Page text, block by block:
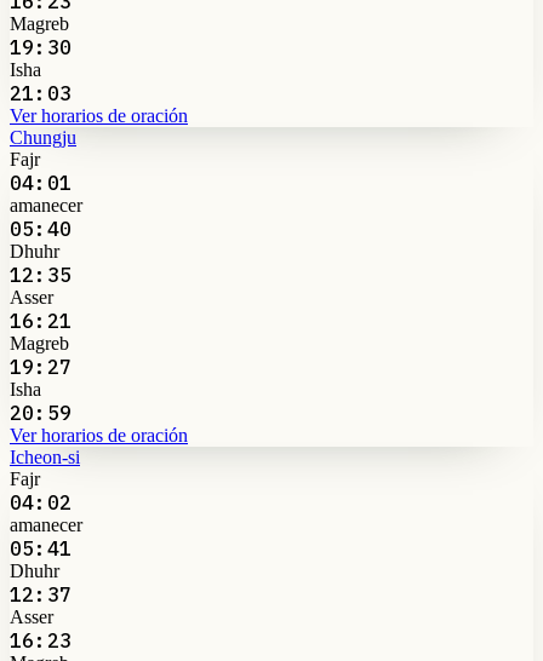
Magreb
19:30
Isha
21:03
Ver horarios de oración
Chungju
Fajr
04:01
amanecer
05:40
Dhuhr
12:35
Asser
16:21
Magreb
19:27
Isha
20:59
Ver horarios de oración
Icheon-si
Fajr
04:02
amanecer
05:41
Dhuhr
12:37
Asser
16:23